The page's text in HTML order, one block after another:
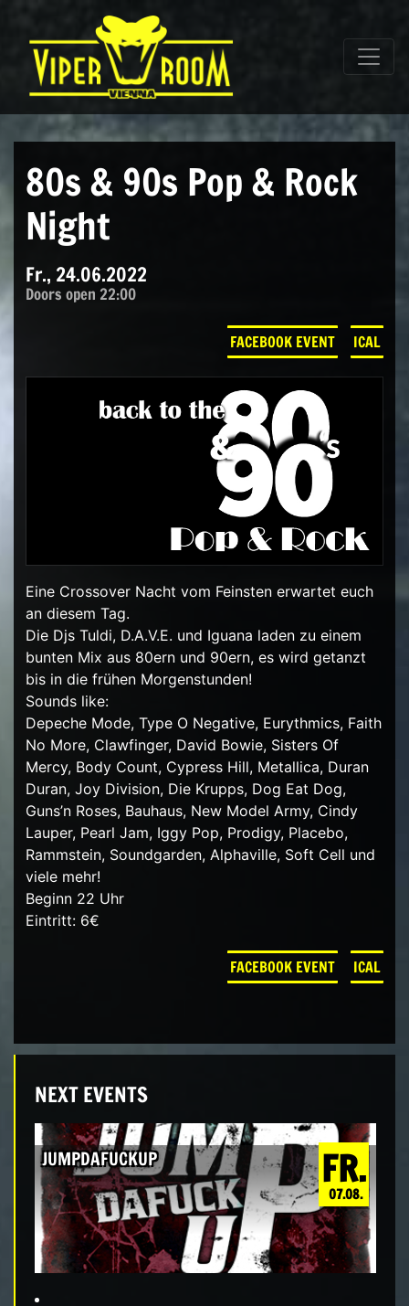
Hauptnavigation
80s & 90s Pop & Rock
Night
Fr., 24.06.2022
Doors open 22:00
FACEBOOK EVENT ICAL
Eine Crossover Nacht vom Feinsten erwartet euch
an diesem Tag.
Die Djs Tuldi, D.A.V.E. und Iguana laden zu einem
bunten Mix aus 80ern und 90ern, es wird getanzt
bis in die frühen Morgenstunden!
Sounds like:
Depeche Mode, Type O Negative, Eurythmics, Faith
No More, Clawfinger, David Bowie, Sisters Of
Mercy, Body Count, Cypress Hill, Metallica, Duran
Duran, Joy Division, Die Krupps, Dog Eat Dog,
Guns’n Roses, Bauhaus, New Model Army, Cindy
Lauper, Pearl Jam, Iggy Pop, Prodigy, Placebo,
Rammstein, Soundgarden, Alphaville, Soft Cell und
viele mehr!
Beginn 22 Uhr
Eintritt: 6€
FACEBOOK EVENT ICAL
NEXT EVENTS
FR.
07.08.
JUMPDAFUCKUP